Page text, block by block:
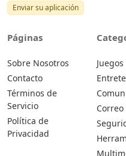
Enviar su aplicación
Páginas
Sobre Nosotros
Contacto
Términos de
Servicio
Política de
Privacidad
Juegos